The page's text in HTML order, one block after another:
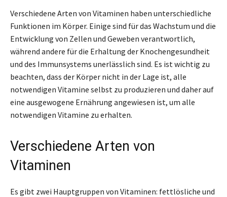
Verschiedene Arten von Vitaminen haben unterschiedliche
Funktionen im Körper. Einige sind für das Wachstum und die
Entwicklung von Zellen und Geweben verantwortlich,
während andere für die Erhaltung der Knochengesundheit
und des Immunsystems unerlässlich sind. Es ist wichtig zu
beachten, dass der Körper nicht in der Lage ist, alle
notwendigen Vitamine selbst zu produzieren und daher auf
eine ausgewogene Ernährung angewiesen ist, um alle
notwendigen Vitamine zu erhalten.
Verschiedene Arten von
Vitaminen
Es gibt zwei Hauptgruppen von Vitaminen: fettlösliche und